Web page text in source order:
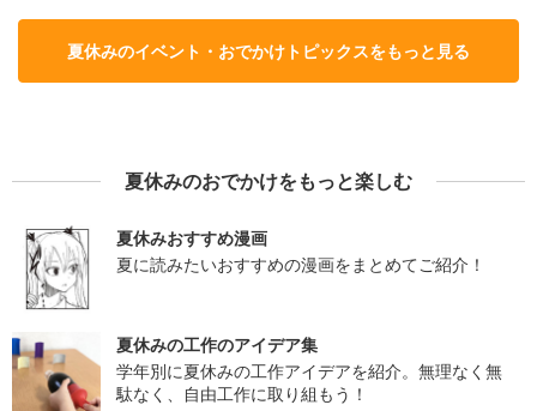
夏休みのイベント・おでかけトピックスをもっと見る
夏休みのおでかけをもっと楽しむ
夏休みおすすめ漫画
夏に読みたいおすすめの漫画をまとめてご紹介！
夏休みの工作のアイデア集
学年別に夏休みの工作アイデアを紹介。無理なく無
駄なく、自由工作に取り組もう！